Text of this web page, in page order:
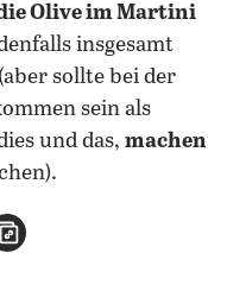
Olive im Martini
insgesamt
(aber sollte bei der
sein als
und das, machen
teilen
E-Mail teilen